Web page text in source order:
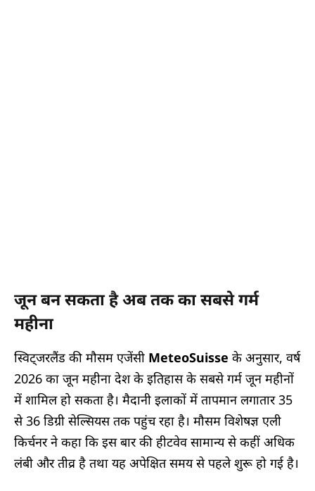
जून बन सकता है अब तक का सबसे गर्म
महीना
स्विट्जरलैंड की मौसम एजेंसी MeteoSuisse के अनुसार, वर्ष
2026 का जून महीना देश के इतिहास के सबसे गर्म जून महीनों
में शामिल हो सकता है। मैदानी इलाकों में तापमान लगातार 35
से 36 डिग्री सेल्सियस तक पहुंच रहा है। मौसम विशेषज्ञ एली
किर्चनर ने कहा कि इस बार की हीटवेव सामान्य से कहीं अधिक
लंबी और तीव्र है तथा यह अपेक्षित समय से पहले शुरू हो गई है।